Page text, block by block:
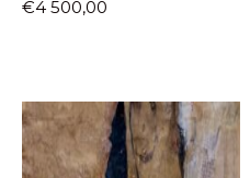
€4 500,00